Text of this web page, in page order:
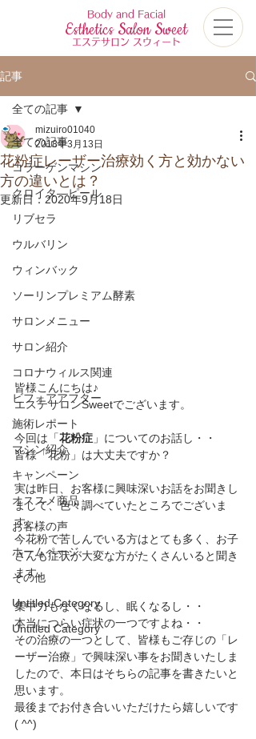
Body and Facial
Esthetics Salon Sweet
エステサロン スウィート
記事
全ての記事
コラーゲンマシン
クロイタ―ピール
リブセラ
ウルバリン
ウィンバック
ソーリンプレミアム酵素
サロンメニュー
サロン紹介
コロナウィルス関連
ビフォアアフター
施術レポート
マシン紹介
キャンペーン
オススメ商品
お客様の声
ホームページ
その他
Untitled Category
Untitled Category
全ての記事
花粉症レーザー治療効く方と効かない
方の違いとは？
mizuiro01040
2018年3月13日
更新日： 2020年9月18日
皆様こんにちは♪
エステサロンSweetでございます。
今回は「花粉症 」についてのお話し・・
皆様「花粉」は大丈夫ですか？
実は昨日、お客様に興味深いお話をお聞きし
まして、色々調べていたところでございま
す。
今花粉で苦しんでいる方はとても多く、お子
さんも症状が大変な方がたくさんいると聞き
ます。
集中力もなくなるし、眠くなるし・・
本当につらい症状の一つですよね・・
その治療の一つとして、皆様もご存じの「レ
ーザー治療」で興味深い事をお聞きいたしま
したので、本日はそちらの記事を書きたいと
思います。
最後までお付き合いいただけたら嬉しいです
( ^^)